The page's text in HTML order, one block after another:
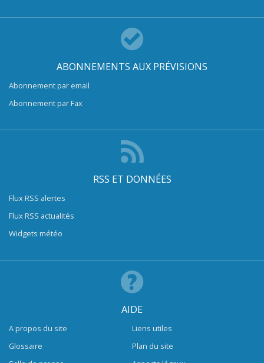
ABONNEMENTS AUX PRÉVISIONS
Abonnement par email
Abonnement par Fax
RSS ET DONNÉES
Flux RSS alertes
Flux RSS actualités
Widgets météo
AIDE
A propos du site
Glossaire
Liens utiles
Plan du site